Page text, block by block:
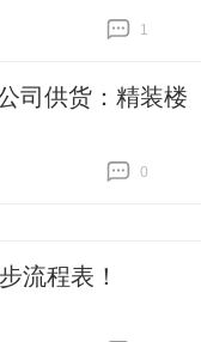
1
司供货：精装楼
0
流程表！